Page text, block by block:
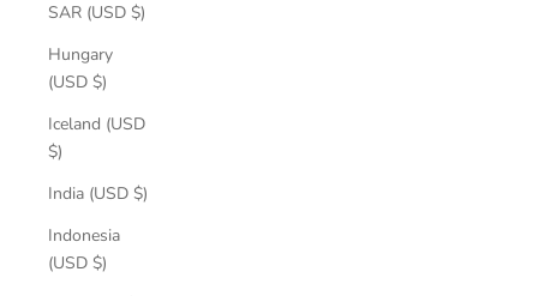
SAR (USD $)
Hungary
(USD $)
Iceland (USD
$)
India (USD $)
Indonesia
(USD $)